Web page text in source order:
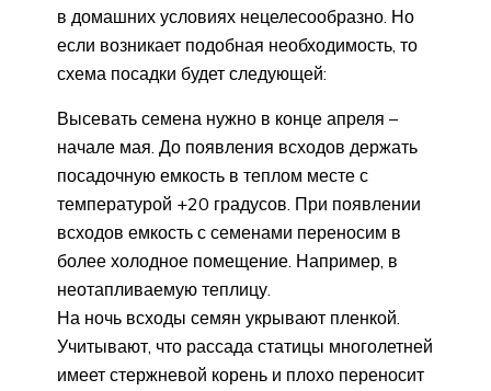
в домашних условиях нецелесообразно. Но
если возникает подобная необходимость, то
схема посадки будет следующей:
Высевать семена нужно в конце апреля –
начале мая. До появления всходов держать
посадочную емкость в теплом месте с
температурой +20 градусов. При появлении
всходов емкость с семенами переносим в
более холодное помещение. Например, в
неотапливаемую теплицу.
На ночь всходы семян укрывают пленкой.
Учитывают, что рассада статицы многолетней
имеет стержневой корень и плохо переносит